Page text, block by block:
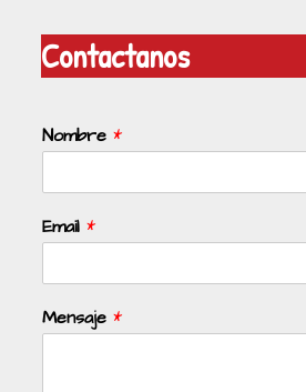
Contactanos
Nombre*
Email*
Mensaje*